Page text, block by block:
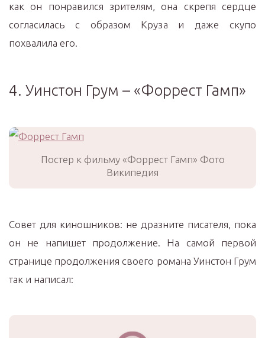
как он понравился зрителям, она скрепя сердце
согласилась с образом Круза и даже скупо
похвалила его.
4. Уинстон Грум – «Форрест Гамп»
Постер к фильму «Форрест Гамп» Фото
Википедия
Совет для киношников: не дразните писателя, пока
он не напишет продолжение. На самой первой
странице продолжения своего романа Уинстон Грум
так и написал: